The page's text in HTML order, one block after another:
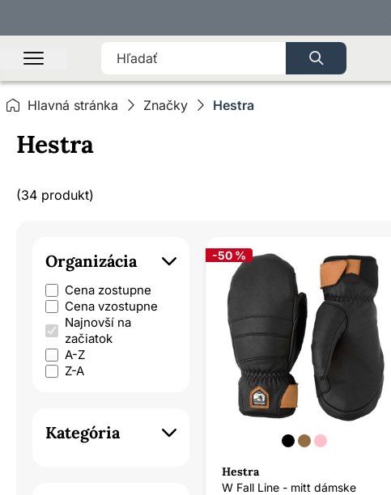
Hlavná stránka Značky Hestra
Hestra
(34 produkt)
Organizácia
Cena zostupne
Cena vzostupne
Najnovší na
začiatok
A-Z
Z-A
Kategória
-50 %
Hestra
W Fall Line - mitt dámske